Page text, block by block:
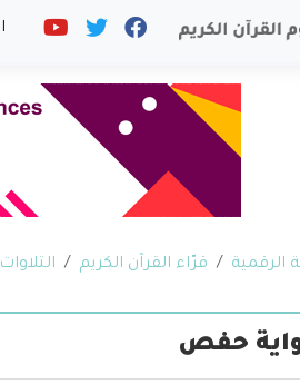
الرقمية قرّاء القرآن الكريم التلاوات
حفص